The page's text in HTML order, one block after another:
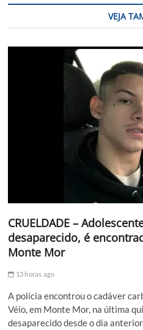
VEJA
CRUELDADE –
desaparecido, é
Monte Mor
13 horas ago
A polícia encontrou o cadáver
Véio, em Monte Mor, na última
desaparecido desde o dia